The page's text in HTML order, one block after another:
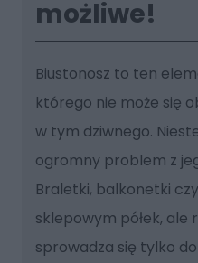
możliwe!
Biustonosz to ten
którego nie może się
w tym dziwnego.
ogromny problem z
Braletki, balkonetki
sklepowym półek, ale
sprowadza się tylko